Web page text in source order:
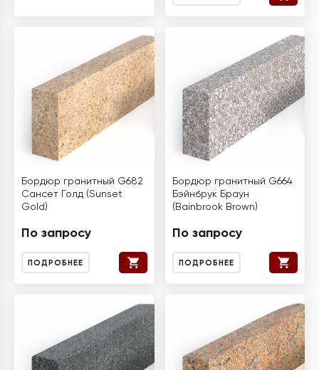
Бордюр гранитный G682
Сансет Голд (Sunset
Gold)
По запросу
ПОДРОБНЕЕ
Бордюр гранитный G664
Бэйнбрук Браун
(Bainbrook Brown)
По запросу
ПОДРОБНЕЕ